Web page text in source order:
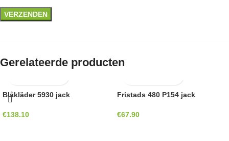
Gerelateerde producten
Blåkläder 5930 jack
€138.10
Fristads 480 P154 jack
€67.90